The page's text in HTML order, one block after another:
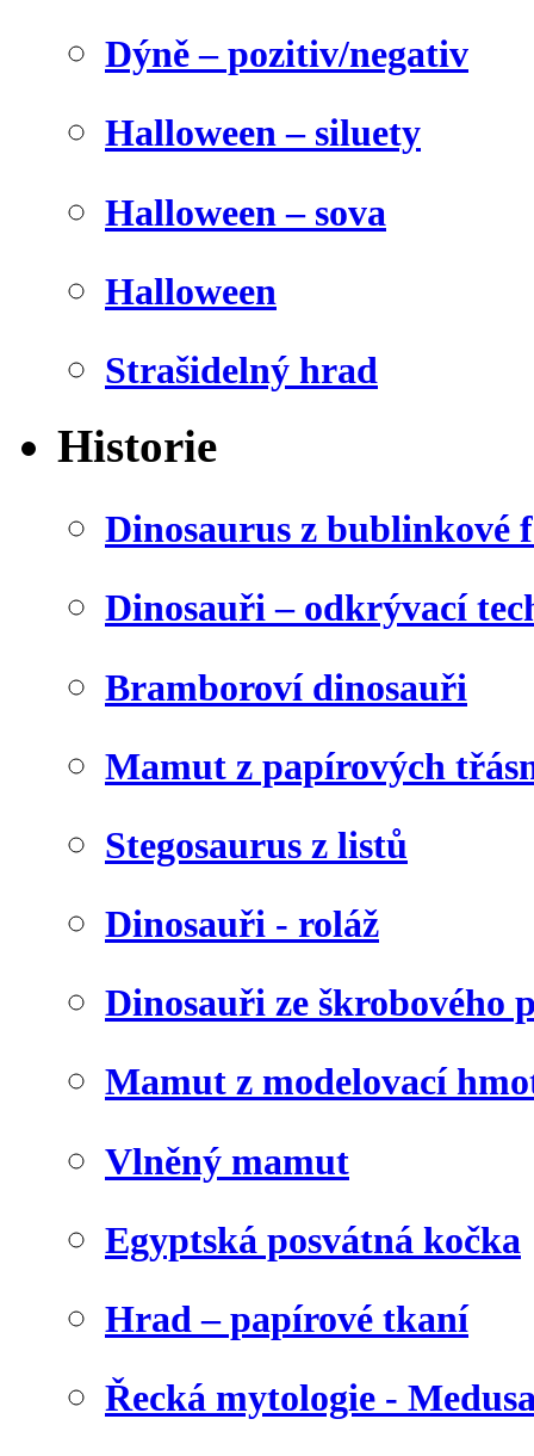
Dýně – pozitiv/negativ
Halloween – siluety
Halloween – sova
Halloween
Strašidelný hrad
Historie
Dinosaurus z bublinkové
Dinosauři – odkrývací
Bramboroví dinosauři
Mamut z papírových
Stegosaurus z listů
Dinosauři - roláž
Dinosauři ze škrobového
Mamut z modelovací
Vlněný mamut
Egyptská posvátná kočka
Hrad – papírové tkaní
Řecká mytologie -